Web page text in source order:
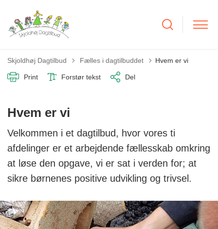
Skjoldhøj Dagtilbud Tilbage til
Fælles i dagtilbuddet Hvem er vi
Print Forstør tekst Del
Hvem er vi
Velkommen i et dagtilbud, hvor vores ti
afdelinger er et arbejdende fællesskab omkring
at løse den opgave, vi er sat i verden for; at
sikre børnenes positive udvikling og trivsel.